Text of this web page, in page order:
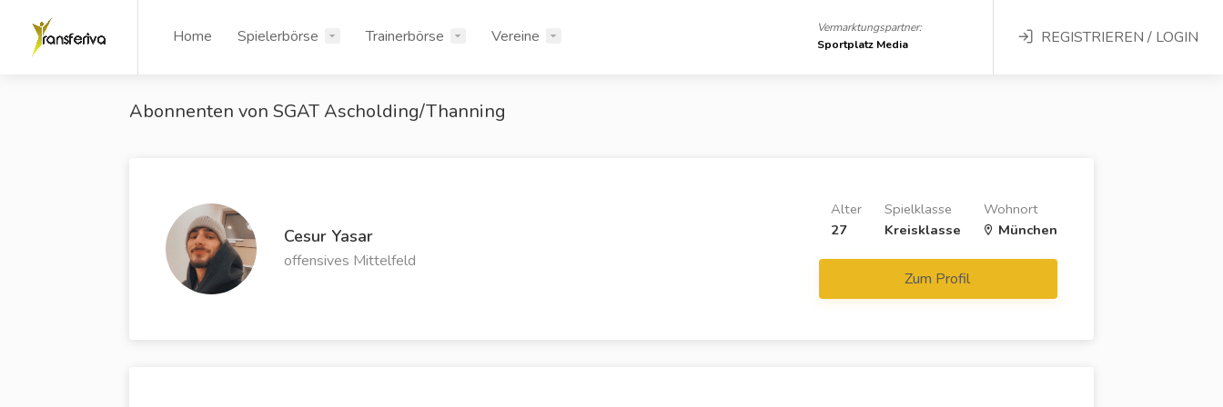
Home Spielerbörse Trainerbörse Vereine
Vermarktungspartner:
Sportplatz Media
REGISTRIEREN / LOGIN
Abonnenten von SGAT Ascholding/Thanning
Cesur Yasar
offensives Mittelfeld
Wohnort
München
Spielklasse
Kreisklasse
Alter
27
Zum Profil